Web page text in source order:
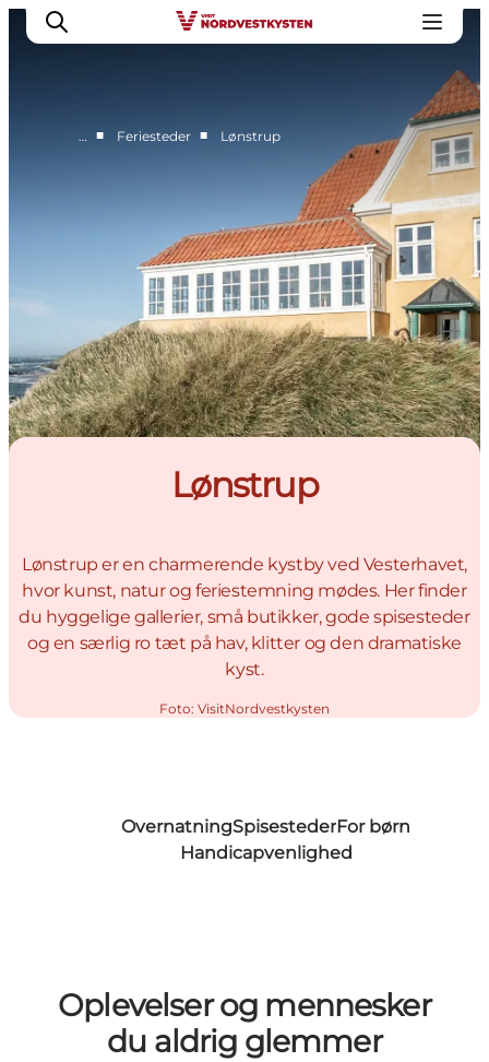
Handicapvenlig ferie
Overnatning
Planlæg din ferie
… ■ Feriesteder ■ Lønstrup
Lønstrup
Lønstrup er en charmerende kystby ved Vesterhavet,
hvor kunst, natur og feriestemning mødes. Her finder
du hyggelige gallerier, små butikker, gode spisesteder
og en særlig ro tæt på hav, klitter og den dramatiske
kyst.
Foto: VisitNordvestkysten
OvernatningSpisestederFor børn
Handicapvenlighed
Oplevelser og mennesker
du aldrig glemmer